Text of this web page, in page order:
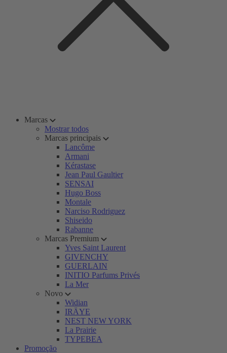
Marcas
Mostrar todos
Marcas principais
Lancôme
Armani
Kérastase
Jean Paul Gaultier
SENSAI
Hugo Boss
Montale
Narciso Rodriguez
Shiseido
Rabanne
Marcas Premium
Yves Saint Laurent
GIVENCHY
GUERLAIN
INITIO Parfums Privés
La Mer
Novo
Widian
IRÄYE
NEST NEW YORK
La Prairie
TYPEBEA
Promoção